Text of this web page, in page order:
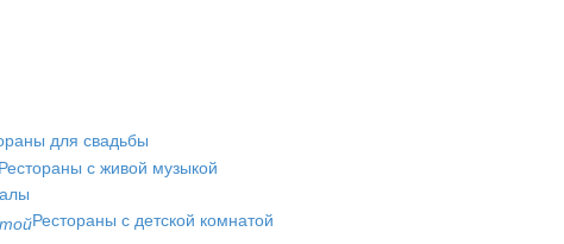
для свадьбы
Рестораны с живой музыкой
Рестораны с детской комнатой